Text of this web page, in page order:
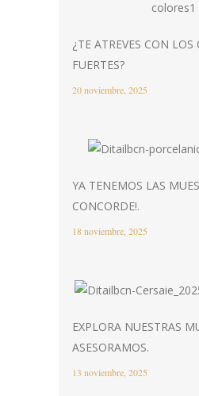
¿TE ATREVES CON LOS
FUERTES?
20 noviembre, 2025
YA TENEMOS LAS
CONCORDE!.
18 noviembre, 2025
EXPLORA NUESTRAS
ASESORAMOS.
13 noviembre, 2025